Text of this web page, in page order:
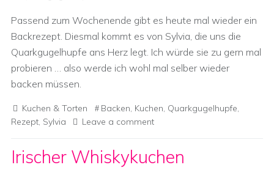
Passend zum Wochenende gibt es heute mal wieder ein
Backrezept. Diesmal kommt es von Sylvia, die uns die
Quarkgugelhupfe ans Herz legt. Ich würde sie zu gern mal
probieren … also werde ich wohl mal selber wieder
backen müssen.
Kuchen & Torten Backen, Kuchen, Quarkgugelhupfe,
Rezept, Sylvia Leave a comment
Irischer Whiskykuchen